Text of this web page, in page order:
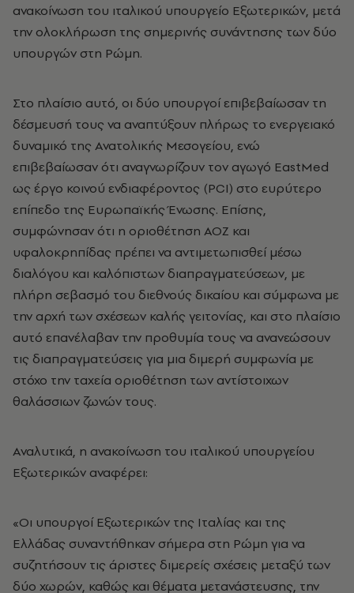
ανακοίνωση του ιταλικού υπουργείο Εξωτερικών, μετά
την ολοκλήρωση της σημερινής συνάντησης των δύο
υπουργών στη Ρώμη.
Στο πλαίσιο αυτό, οι δύο υπουργοί επιβεβαίωσαν τη
δέσμευσή τους να αναπτύξουν πλήρως το ενεργειακό
δυναμικό της Ανατολικής Μεσογείου, ενώ
επιβεβαίωσαν ότι αναγνωρίζουν τον αγωγό EastMed
ως έργο κοινού ενδιαφέροντος (PCI) στο ευρύτερο
επίπεδο της Ευρωπαϊκής Ένωσης. Επίσης,
συμφώνησαν ότι η οριοθέτηση ΑΟΖ και
υφαλοκρηπίδας πρέπει να αντιμετωπισθεί μέσω
διαλόγου και καλόπιστων διαπραγματεύσεων, με
πλήρη σεβασμό του διεθνούς δικαίου και σύμφωνα με
την αρχή των σχέσεων καλής γειτονίας, και στο πλαίσιο
αυτό επανέλαβαν την προθυμία τους να ανανεώσουν
τις διαπραγματεύσεις για μια διμερή συμφωνία με
στόχο την ταχεία οριοθέτηση των αντίστοιχων
θαλάσσιων ζωνών τους.
Αναλυτικά, η ανακοίνωση του ιταλικού υπουργείου
Εξωτερικών αναφέρει:
«Οι υπουργοί Εξωτερικών της Ιταλίας και της
Ελλάδας συναντήθηκαν σήμερα στη Ρώμη για να
συζητήσουν τις άριστες διμερείς σχέσεις μεταξύ των
δύο χωρών, καθώς και θέματα μετανάστευσης, την